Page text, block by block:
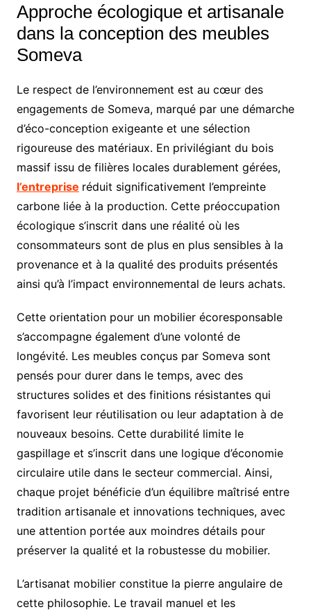
Approche écologique et artisanale
dans la conception des meubles
Someva
Le respect de l’environnement est au cœur des
engagements de Someva, marqué par une démarche
d’éco-conception exigeante et une sélection
rigoureuse des matériaux. En privilégiant du bois
massif issu de filières locales durablement gérées,
l’entreprise réduit significativement l’empreinte
carbone liée à la production. Cette préoccupation
écologique s’inscrit dans une réalité où les
consommateurs sont de plus en plus sensibles à la
provenance et à la qualité des produits présentés
ainsi qu’à l’impact environnemental de leurs achats.
Cette orientation pour un mobilier écoresponsable
s’accompagne également d’une volonté de
longévité. Les meubles conçus par Someva sont
pensés pour durer dans le temps, avec des
structures solides et des finitions résistantes qui
favorisent leur réutilisation ou leur adaptation à de
nouveaux besoins. Cette durabilité limite le
gaspillage et s’inscrit dans une logique d’économie
circulaire utile dans le secteur commercial. Ainsi,
chaque projet bénéficie d’un équilibre maîtrisé entre
tradition artisanale et innovations techniques, avec
une attention portée aux moindres détails pour
préserver la qualité et la robustesse du mobilier.
L’artisanat mobilier constitue la pierre angulaire de
cette philosophie. Le travail manuel et les